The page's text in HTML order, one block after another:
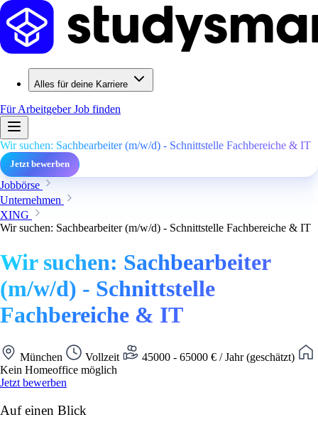
Alles für deine Karriere
Für ArbeitgeberJob finden
Wir suchen: Sachbearbeiter (m/w/d) - Schnittstelle Fachbereiche & IT
Jetzt bewerben
Jobbörse
Unternehmen
XING
Wir suchen: Sachbearbeiter (m/w/d) - Schnittstelle Fachbereiche & IT
Wir suchen: Sachbearbeiter
(m/w/d) - Schnittstelle
Fachbereiche & IT
München Vollzeit
45000 - 65000 € / Jahr (geschätzt)
Kein Homeoffice möglich
Jetzt bewerben
Auf einen Blick